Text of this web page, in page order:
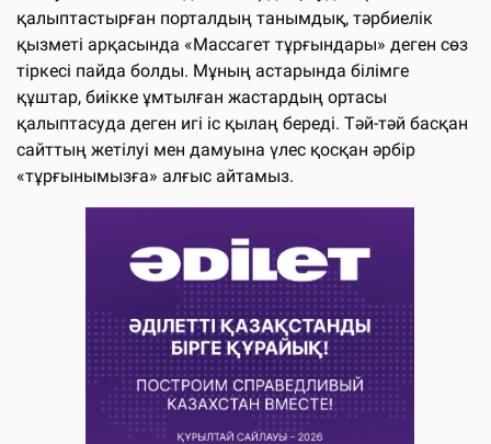
қалыптастырған порталдың танымдық, тәрбиелік
қызметі арқасында «Массагет тұрғындары» деген сөз
тіркесі пайда болды. Мұның астарында білімге
құштар, биікке ұмтылған жастардың ортасы
қалыптасуда деген игі іс қылаң береді. Тәй-тәй басқан
сайттың жетілуі мен дамуына үлес қосқан әрбір
«тұрғынымызға» алғыс айтамыз.